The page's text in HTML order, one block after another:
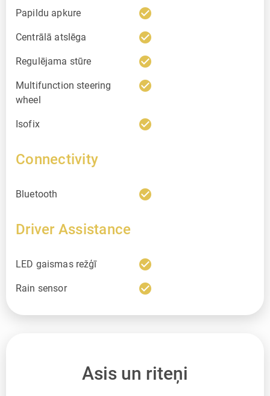
Papildu apkure check_circle
Centrālā atslēga check_circle
Regulējama stūre check_circle
Multifunction steering
wheel
check_circle
Isofix check_circle
Connectivity
Bluetooth check_circle
Driver Assistance
LED gaismas režģī check_circle
Rain sensor check_circle
Asis un riteņi